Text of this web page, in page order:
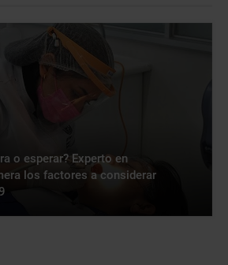
o esperar? Experto en
los factores a considerar